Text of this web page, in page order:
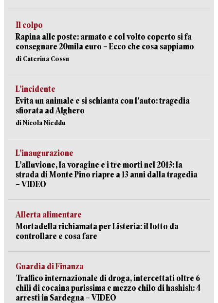
Il colpo
Rapina alle poste: armato e col volto coperto si fa
consegnare 20mila euro – Ecco che cosa sappiamo
di Caterina Cossu
L’incidente
Evita un animale e si schianta con l’auto: tragedia
sfiorata ad Alghero
di Nicola Nieddu
L’inaugurazione
L’alluvione, la voragine e i tre morti nel 2013: la
strada di Monte Pino riapre a 13 anni dalla tragedia
– VIDEO
Allerta alimentare
Mortadella richiamata per Listeria: il lotto da
controllare e cosa fare
Guardia di Finanza
Traffico internazionale di droga, intercettati oltre 6
chili di cocaina purissima e mezzo chilo di hashish: 4
arresti in Sardegna – VIDEO